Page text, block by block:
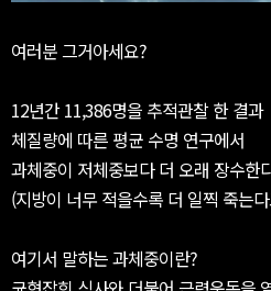
여러분 그거아세요?
12년간 11,386명을 추적관찰 한 결과
체질량에 따른 평균 수명 연구에서
과체중이 저체중보다 더 오래 장수한
(지방이 너무 적을수록 더 일찍 죽는
여기서 말하는 과체중이란?